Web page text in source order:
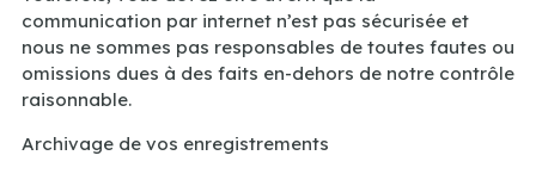
communication par internet n’est pas sécurisée et
nous ne sommes pas responsables de toutes fautes ou
omissions dues à des faits en-dehors de notre contrôle
raisonnable.
Archivage de vos enregistrements